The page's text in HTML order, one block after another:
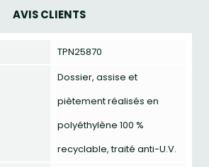
AVIS CLIENTS
TPN25870
Dossier, assise et
piètement réalisés en
polyéthylène 100 %
recyclable, traité anti-U.V.